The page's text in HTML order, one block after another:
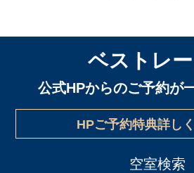
ベストレ
公式HPからのご予約が
HPご予約特典詳し
空室検索